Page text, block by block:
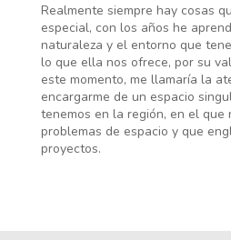
Realmente siempre hay cosas
especial, con los años he
naturaleza y el entorno que
lo que ella nos ofrece, por su
este momento, me llamaría la
encargarme de un espacio
tenemos en la región, en el que
problemas de espacio y que
proyectos.